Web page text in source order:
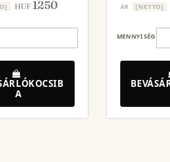
HUF1250
A
ÁR [NETTO]
MENNYISÉG